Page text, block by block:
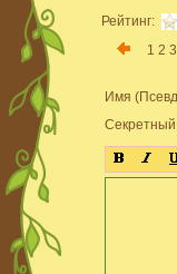
Рейтинг:
1 2 3
Имя
Секретный